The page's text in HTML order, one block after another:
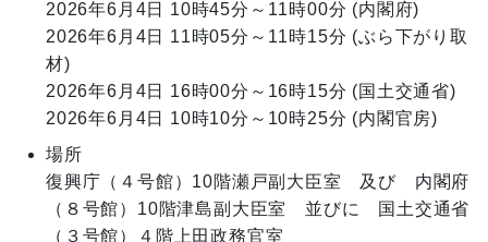
2026年6月4日
10時45分～11時00分 (内閣府)
2026年6月4日
11時05分～11時15分 (ぶら下がり取
材)
2026年6月4日
16時00分～16時15分 (国土交通省)
2026年6月4日
10時10分～10時25分 (内閣官房)
場所
復興庁（４号館）10階瀬戸副大臣室 及び 内閣府
（８号館）10階津島副大臣室 並びに 国土交通省
（３号館）４階上田政務官室